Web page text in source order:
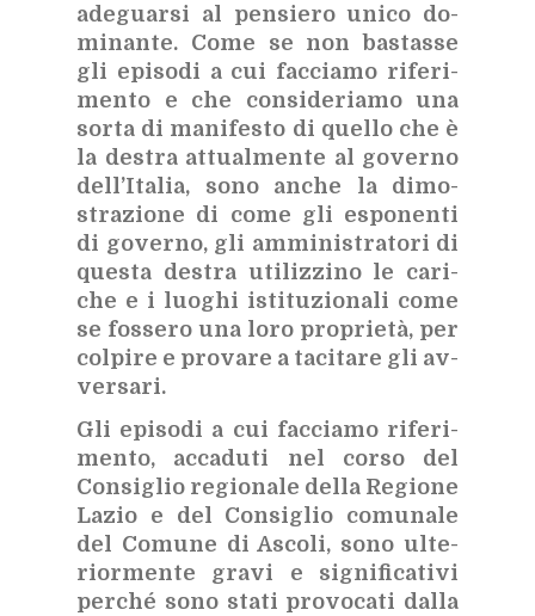
ade­guar­si al pen­sie­ro uni­co do­
mi­nan­te. Come se non ba­stas­se
gli epi­so­di a cui fac­cia­mo ri­fe­ri­
men­to e che con­si­de­ria­mo una
sor­ta di ma­ni­fe­sto di quel­lo che è
la de­stra at­tual­men­te al go­ver­no
del­l’I­ta­lia, sono an­che la di­mo­
stra­zio­ne di come gli espo­nen­ti
di go­ver­no, gli am­mi­ni­stra­to­ri di
que­sta de­stra uti­liz­zi­no le ca­ri­
che e i luo­ghi isti­tu­zio­na­li come
se fos­se­ro una loro pro­prie­tà, per
col­pi­re e pro­va­re a ta­ci­ta­re gli av­
ver­sa­ri.
Gli epi­so­di a cui fac­cia­mo ri­fe­ri­
men­to, ac­ca­du­ti nel cor­so del
Con­si­glio re­gio­na­le del­la Re­gio­ne
La­zio e del Con­si­glio co­mu­na­le
del Co­mu­ne di Asco­li, sono ul­te­
rior­men­te gra­vi e si­gni­fi­ca­ti­vi
per­ché sono sta­ti pro­vo­ca­ti dal­la